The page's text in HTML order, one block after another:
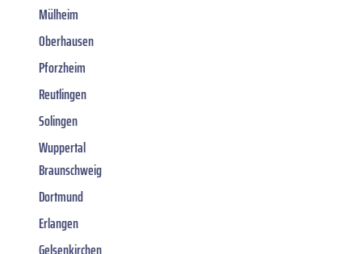
Mülheim
Oberhausen
Pforzheim
Reutlingen
Solingen
Wuppertal
Braunschweig
Dortmund
Erlangen